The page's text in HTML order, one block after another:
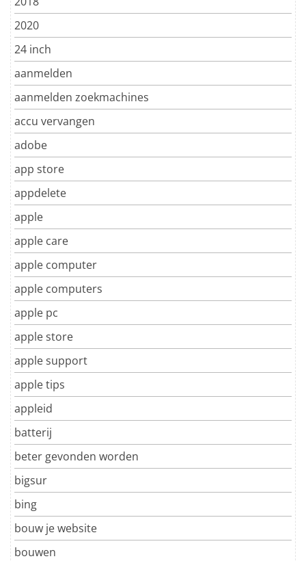
2020
24 inch
aanmelden
aanmelden zoekmachines
accu vervangen
adobe
app store
appdelete
apple
apple care
apple computer
apple computers
apple pc
apple store
apple support
apple tips
appleid
batterij
beter gevonden worden
bigsur
bing
bouw je website
bouwen